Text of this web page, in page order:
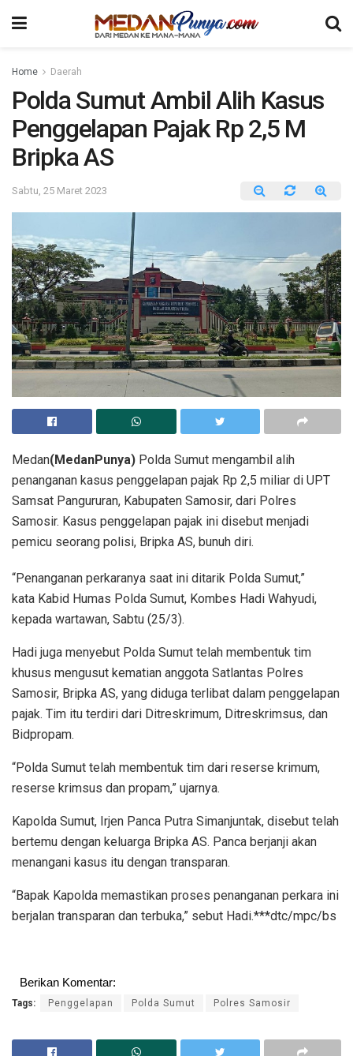
Home Daerah
Polda Sumut Ambil Alih Kasus
Penggelapan Pajak Rp 2,5 M
Bripka AS
Sabtu, 25 Maret 2023
Medan(MedanPunya) Polda Sumut mengambil alih
penanganan kasus penggelapan pajak Rp 2,5 miliar di UPT
Samsat Pangururan, Kabupaten Samosir, dari Polres
Samosir. Kasus penggelapan pajak ini disebut menjadi
pemicu seorang polisi, Bripka AS, bunuh diri.
“Penanganan perkaranya saat ini ditarik Polda Sumut,”
kata Kabid Humas Polda Sumut, Kombes Hadi Wahyudi,
kepada wartawan, Sabtu (25/3).
Hadi juga menyebut Polda Sumut telah membentuk tim
khusus mengusut kematian anggota Satlantas Polres
Samosir, Bripka AS, yang diduga terlibat dalam penggelapan
pajak. Tim itu terdiri dari Ditreskrimum, Ditreskrimsus, dan
Bidpropam.
“Polda Sumut telah membentuk tim dari reserse krimum,
reserse krimsus dan propam,” ujarnya.
Kapolda Sumut, Irjen Panca Putra Simanjuntak, disebut telah
bertemu dengan keluarga Bripka AS. Panca berjanji akan
menangani kasus itu dengan transparan.
“Bapak Kapolda memastikan proses penanganan perkara ini
berjalan transparan dan terbuka,” sebut Hadi.***dtc/mpc/bs
Berikan Komentar:
Tags: Penggelapan Polda Sumut Polres Samosir